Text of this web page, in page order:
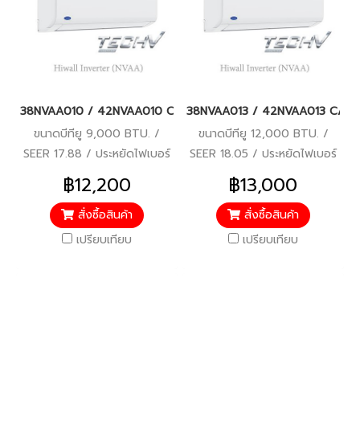
38NVAA010 / 42NVAA010 CARRIER TECH V Hiwall Inverter
ขนาดบีทียู 9,000 BTU. /
SEER 17.88 / ประหยัดไฟเบอร์
5 / รับประกันคอมเพรสเซอร์ 5
ปี / อะไหล่อื่นๆ 1 ปี / ราคารวม
ติดตั้งแล้ว*
฿12,200
สั่งซื้อสินค้า
เปรียบเทียบ
38NVAA013 / 42NVAA013
ขนาดบีทียู 12,000 BTU. /
SEER 18.05 / ประหยัดไฟเบอร์
5 / รับประกันคอมเพรสเซอร์ 5
ปี / อะไหล่อื่นๆ 1 ปี / ราคารวม
ติดตั้งแล้ว*
฿13,000
สั่งซื้อสินค้า
เปรียบเทียบ